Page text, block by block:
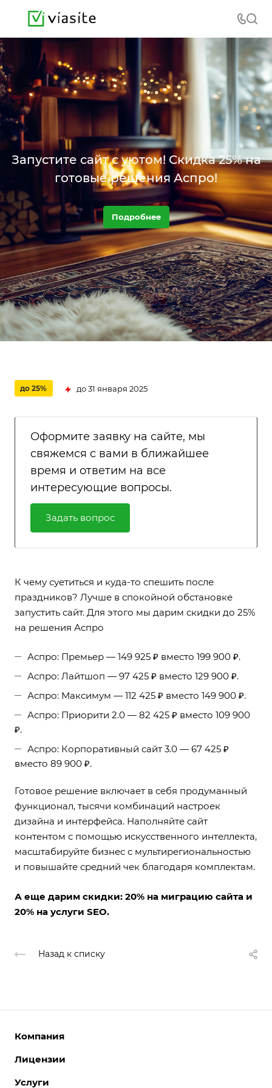
Запустите сайт с уютом! Скидка 25% на
готовые решения Аспро!
Подробнее
до 25% до 31 января 2025
Оформите заявку на сайте, мы
свяжемся с вами в ближайшее
время и ответим на все
интересующие вопросы.
Задать вопрос
К чему суетиться и куда-то спешить после
праздников? Лучше в спокойной обстановке
запустить сайт. Для этого мы дарим скидки до 25%
на решения Аспро
Аспро: Премьер — 149 925 ₽ вместо 199 900 ₽.
Аспро: Лайтшоп — 97 425 ₽ вместо 129 900 ₽.
Аспро: Максимум — 112 425 ₽ вместо 149 900 ₽.
Аспро: Приорити 2.0 — 82 425 ₽ вместо 109 900
₽.
Аспро: Корпоративный сайт 3.0 — 67 425 ₽
вместо 89 900 ₽.
Готовое решение включает в себя продуманный
функционал, тысячи комбинаций настроек
дизайна и интерфейса. Наполняйте сайт
контентом с помощью искусственного интеллекта,
масштабируйте бизнес с мультирегиональностью
и повышайте средний чек благодаря комплектам.
А еще дарим скидки: 20% на миграцию сайта и
20% на услуги SEO.
Назад к списку
Компания
О компании
Лицензии
Интернет-магазины
Услуги